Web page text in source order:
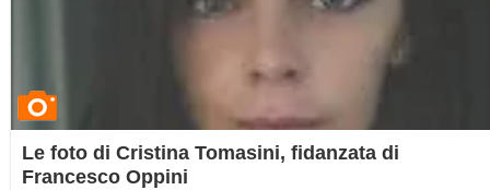
Le foto di Cristina Tomasini, fidanzata di
Francesco Oppini